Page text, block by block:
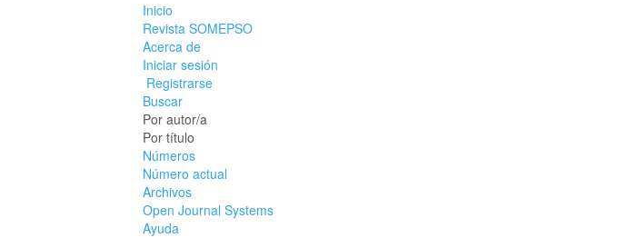
Inicio
Revista SOMEPSO
Acerca de
Iniciar sesión
Registrarse
Buscar
Por autor/a
Por título
Números
Número actual
Archivos
Open Journal Systems
Ayuda